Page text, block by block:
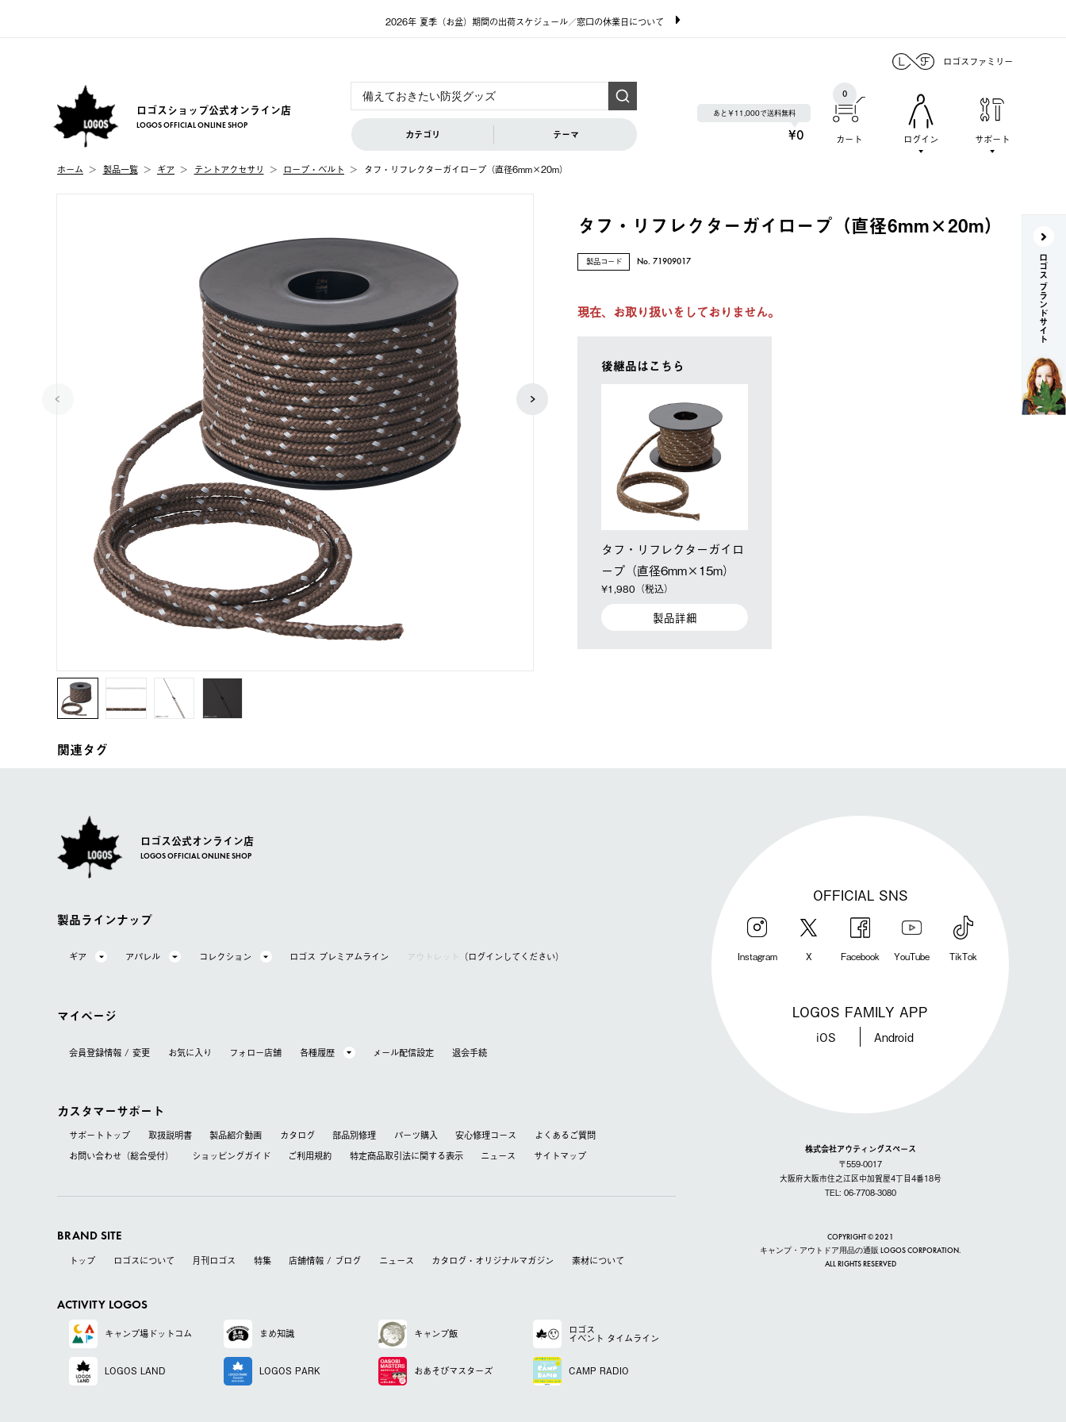
2026年 夏季（お盆）期間の出荷スケジュール／窓口の休業日について
ロゴスファミリー
ロゴスショップ公式オンライン店
LOGOS OFFICIAL ONLINE SHOP
カテゴリ テーマ
あと￥11,000で送料無料
¥0 カート
0
ログイン サポート
ホーム 製品⼀覧 ギア テントアクセサリ ロープ・ベルト タフ・リフレクターガイロープ（直径6mm×20m）
関連タグ
タフ・リフレクターガイロープ（直径6mm×20m）
製品コード No. 71909017
現在、お取り扱いをしておりません。
後継品はこちら
タフ・リフレクターガイロ
ープ（直径6mm×15m）
¥1,980 （税込）
製品詳細
ロゴス公式オンライン店
LOGOS OFFICIAL ONLINE SHOP
製品ラインナップ
ギア アパレル コレクション ロゴス プレミアムライン アウトレット （ログインしてください）
マイページ
会員登録情報 / 変更 お気に⼊り フォロー店舗 各種履歴 メール配信設定 退会⼿続
カスタマーサポート
サポートトップ 取扱説明書 製品紹介動画 カタログ 部品別修理 パーツ購入 安心修理コース
よくあるご質問
お問い合わせ（総合受付）
ショッピングガイド ご利用規約 特定商品取引法に関する表⽰ ニュース サイトマップ
BRAND SITE
トップ ロゴスについて 月刊ロゴス 特集 店舗情報 / ブログ ニュース カタログ・オリジナルマガジン 素材について
ACTIVITY LOGOS
キャンプ場ドットコム まめ知識 キャンプ飯 ロゴス
イベント タイムライン
LOGOS LAND LOGOS PARK おあそびマスターズ CAMP RADIO
OFFICIAL SNS
Instagram X Facebook YouTube TikTok
LOGOS FAMILY APP
iOS Android
株式会社アウティングスペース
〒559-0017
大阪府大阪市住之江区中加賀屋4丁目4番18号
TEL: 06-7708-3080
COPYRIGHT © 2021
キャンプ・アウトドア用品の通販 LOGOS CORPORATION.
ALL RIGHTS RESERVED
ロゴス ブランドサイト